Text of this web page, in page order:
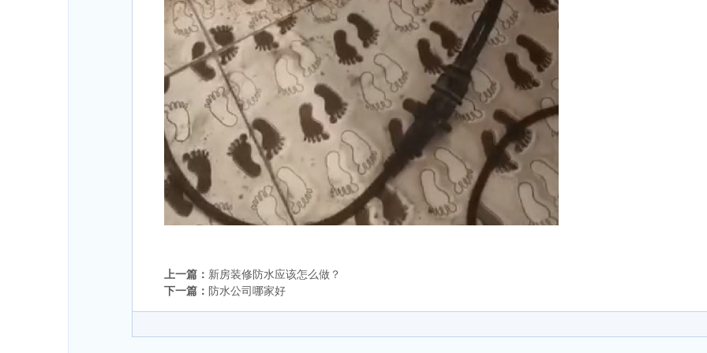
上一篇： 新房装修防水应该怎么做？
下一篇： 防水公司哪家好